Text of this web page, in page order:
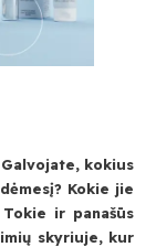
kokius
Kokie jie
ir panašūs
skyriuje, kur